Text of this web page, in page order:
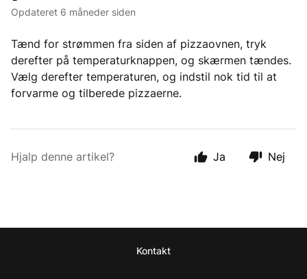
Opdateret 6 måneder siden
Tænd for strømmen fra siden af pizzaovnen, tryk
derefter på temperaturknappen, og skærmen tændes.
Vælg derefter temperaturen, og indstil nok tid til at
forvarme og tilberede pizzaerne.
Hjalp denne artikel? Ja Nej
Kontakt